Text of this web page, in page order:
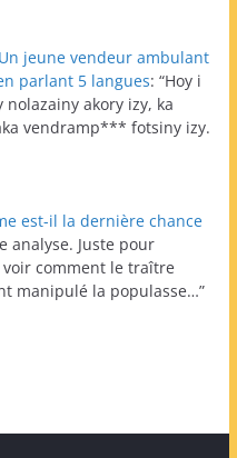
jeune vendeur ambulant
parlant 5 langues: “Hoy i
nolazainy akory izy, ka
vendramp*** fotsiny izy.
est-il la dernière chance
analyse. Juste pour
comment le traître
manipulé la populasse…”